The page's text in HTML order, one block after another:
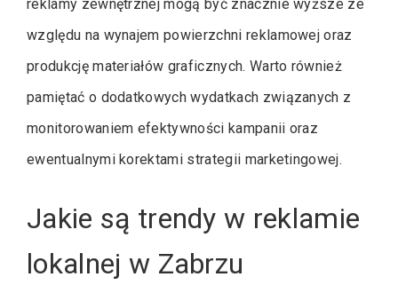
reklamy zewnętrznej mogą być znacznie wyższe ze
względu na wynajem powierzchni reklamowej oraz
produkcję materiałów graficznych. Warto również
pamiętać o dodatkowych wydatkach związanych z
monitorowaniem efektywności kampanii oraz
ewentualnymi korektami strategii marketingowej.
Jakie są trendy w reklamie
lokalnej w Zabrzu